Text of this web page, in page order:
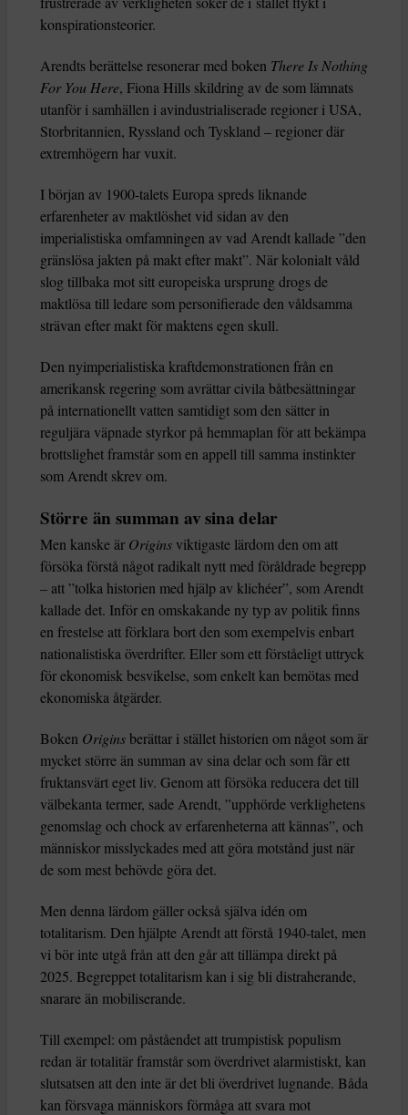
konspirationsteorier.
Arendts berättelse resonerar med boken There Is Nothing
For You Here, Fiona Hills skildring av de som lämnats
utanför i samhällen i avindustrialiserade regioner i USA,
Storbritannien, Ryssland och Tyskland – regioner där
extremhögern har vuxit.
I början av 1900-talets Europa spreds liknande
erfarenheter av maktlöshet vid sidan av den
imperialistiska omfamningen av vad Arendt kallade ”den
gränslösa jakten på makt efter makt”. När kolonialt våld
slog tillbaka mot sitt europeiska ursprung drogs de
maktlösa till ledare som personifierade den våldsamma
strävan efter makt för maktens egen skull.
Den nyimperialistiska kraftdemonstrationen från en
amerikansk regering som avrättar civila båtbesättningar
på internationellt vatten samtidigt som den sätter in
reguljära väpnade styrkor på hemmaplan för att bekämpa
brottslighet framstår som en appell till samma instinkter
som Arendt skrev om.
Större än summan av sina delar
Men kanske är Origins viktigaste lärdom den om att
försöka förstå något radikalt nytt med föråldrade begrepp
– att ”tolka historien med hjälp av klichéer”, som Arendt
kallade det. Inför en omskakande ny typ av politik finns
en frestelse att förklara bort den som exempelvis enbart
nationalistiska överdrifter. Eller som ett förståeligt uttryck
för ekonomisk besvikelse, som enkelt kan bemötas med
ekonomiska åtgärder.
Boken Originsberättar i stället historien om något som är
mycket större än summan av sina delar och som får ett
fruktansvärt eget liv. Genom att försöka reducera det till
välbekanta termer, sade Arendt, ”upphörde verklighetens
genomslag och chock av erfarenheterna att kännas”, och
människor misslyckades med att göra motstånd just när
de som mest behövde göra det.
Men denna lärdom gäller också själva idén om
totalitarism. Den hjälpte Arendt att förstå 1940-talet, men
vi bör inte utgå från att den går att tillämpa direkt på
2025. Begreppet totalitarism kan i sig bli distraherande,
snarare än mobiliserande.
Till exempel: om påståendet att trumpistisk populism
redan är totalitär framstår som överdrivet alarmistiskt, kan
slutsatsen att den inte är det bli överdrivet lugnande. Båda
kan försvaga människors förmåga att svara mot